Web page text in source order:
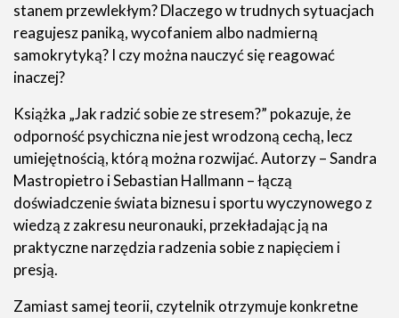
stanem przewlekłym? Dlaczego w trudnych sytuacjach
reagujesz paniką, wycofaniem albo nadmierną
samokrytyką? I czy można nauczyć się reagować
inaczej?
Książka „Jak radzić sobie ze stresem?” pokazuje, że
odporność psychiczna nie jest wrodzoną cechą, lecz
umiejętnością, którą można rozwijać. Autorzy – Sandra
Mastropietro i Sebastian Hallmann – łączą
doświadczenie świata biznesu i sportu wyczynowego z
wiedzą z zakresu neuronauki, przekładając ją na
praktyczne narzędzia radzenia sobie z napięciem i
presją.
Zamiast samej teorii, czytelnik otrzymuje konkretne